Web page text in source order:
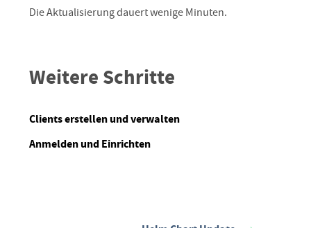
Die Aktualisierung dauert wenige Minuten.
Weitere Schritte
Clients erstellen und verwalten
Anmelden und Einrichten